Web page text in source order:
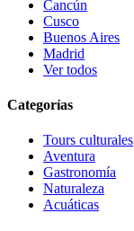
Cancún
Cusco
Buenos Aires
Madrid
Ver todos
Categorías
Tours culturales
Aventura
Gastronomía
Naturaleza
Acuáticas